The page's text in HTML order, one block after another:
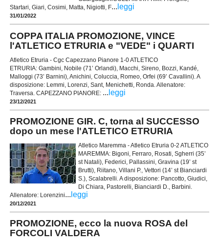
Startari, Giari, Cosimi, Matta, Nigiotti, F... leggi
31/01/2022
COPPA ITALIA PROMOZIONE, VINCE
l'ATLETICO ETRURIA e "VEDE" i QUARTI
Atletico Etruria - Cgc Capezzano Pianore 1-0 ATLETICO
ETRURIA: Gambini, Nobile (71’ Orlandi), Macchi, Sireno, Bozzi, Kandé,
Malloggi (73’ Barnini), Anichini, Coluccia, Romeo, Orfei (69’ Cavallini). A
disposizione: Lemmi, Lorenzi, Sant, Menichetti, Ronda. Allenatore:
Traversa. CAPEZZANO PIANORE: ... leggi
23/12/2021
PROMOZIONE GIR. C, torna al SUCCESSO
dopo un mese l'ATLETICO ETRURIA
Atletico Maremma - Atletico Etruria 0-2 ATLETICO
MAREMMA: Bigoni, Ferraro, Rosati, Sgherri (35’
st Natali), Federici, Pallassini, Gravina (19’ st
Brutti), Riitano, Villani P., Vettori (14’ st Bianciardi
S.), Scalabrelli. A disposizione: Pancotto, Giudici,
Di Chiara, Pastorelli, Bianciardi D., Barbini.
Allenatore: Lorenzini... leggi
20/12/2021
PROMOZIONE, ecco la nuova ROSA del
FORCOLI VALDERA